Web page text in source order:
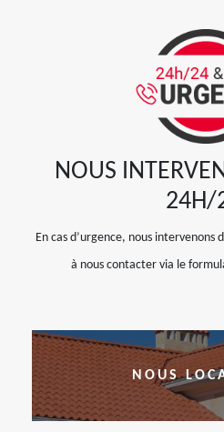
NOUS
24H/
En cas d’urgence, nous intervenons
à nous contacter via le
NOUS